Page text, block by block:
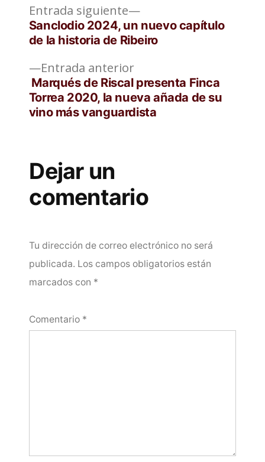
Navegación
de
entradas
Entrada anteriorEntrada
anterior:
Marqués de Riscal presenta Finca
Torrea 2020, la nueva añada de su
vino más vanguardista
Entrada siguiente
Entrada
siguiente:
Sanclodio 2024, un nuevo capítulo
de la historia de Ribeiro
Dejar un
comentario
Tu dirección de correo electrónico no será
publicada. Los campos obligatorios están
marcados con *
Comentario *